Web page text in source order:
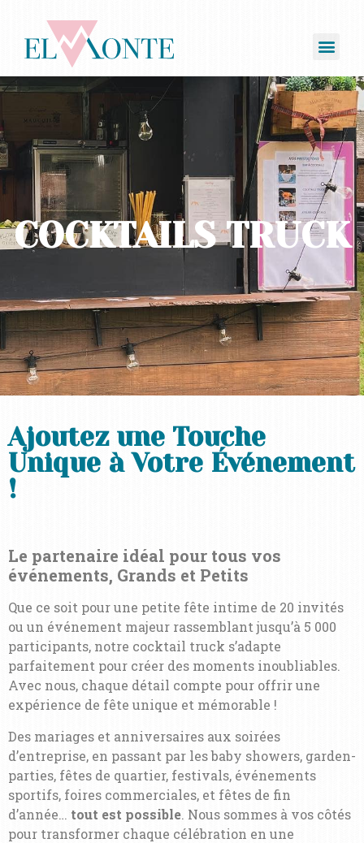
COCKTAILS TRUCK
Ajoutez une Touche
Unique à Votre Événement
!
Le partenaire idéal pour tous vos
événements, Grands et Petits
Que ce soit pour une petite fête intime de 20 invités
ou un événement majeur rassemblant jusqu’à 5 000
participants, notre cocktail truck s’adapte
parfaitement pour créer des moments inoubliables.
Avec nous, chaque détail compte pour offrir une
expérience de fête unique et mémorable !
Des mariages et anniversaires aux soirées
d’entreprise, en passant par les baby showers, garden-
parties, fêtes de quartier, festivals, événements
sportifs, foires commerciales, et fêtes de fin
d’année… tout est possible. Nous sommes à vos côtés
pour transformer chaque célébration en une